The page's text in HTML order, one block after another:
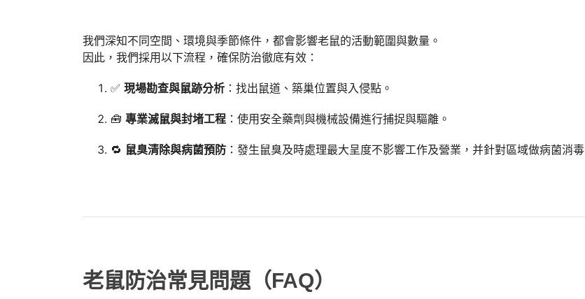
我們深知不同空間、環境與季節條件，都會影響老鼠的活動範圍與數量。
因此，我們採用以下流程，確保防治徹底有效：
✅ 現場勘查與鼠跡分析：找出鼠道、築巢位置與入侵點。
🧰 專業滅鼠與封堵工程：使用安全藥劑與機械設備進行捕捉與驅離。
🔁 鼠臭清除與病菌預防：發生鼠臭及時處理最大呈度不影響工作及營業，并針對區域做病菌消毒
老鼠防治常見問題（FAQ）